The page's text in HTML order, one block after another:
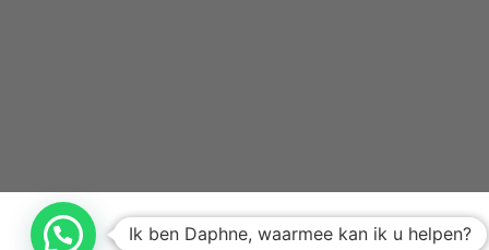
Ik ben Daphne, waarmee kan ik u helpen?